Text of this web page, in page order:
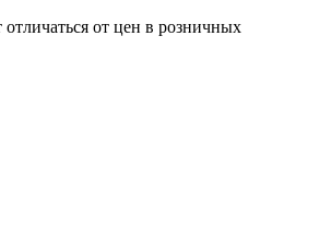
от цен в розничных